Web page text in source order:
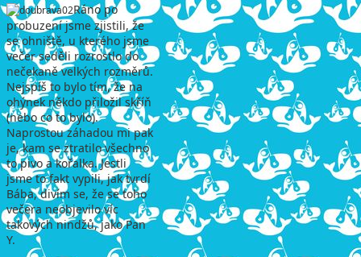
Ráno po
probuzení jsme zjistili, že
se ohniště, u kterého jsme
večer seděli rozrostlo do
nečekaně velkých rozměrů.
Nejspíš to bylo tím, že na
ohýnek někdo přiložil skříň
(nebo co to bylo).
Naprostou záhadou mi pak
je, kam se ztratilo všechno
to pivo a kořalka. Jestli
jsme to fakt vypili, jak tvrdí
Bába, divím se, že se toho
večera neobjevilo víc
takových nindžů, jako Pan
Y.